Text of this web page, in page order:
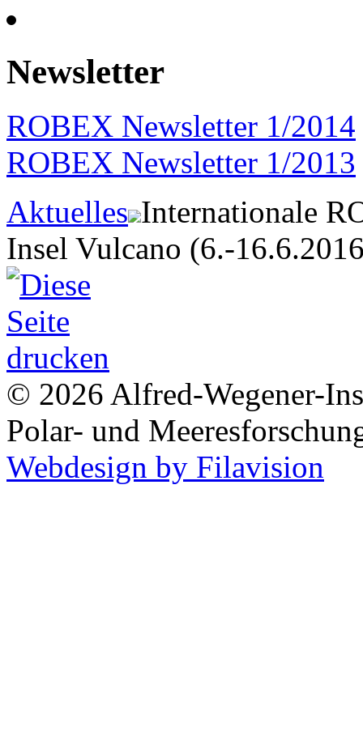
Newsletter
ROBEX Newsletter 1/2014
ROBEX Newsletter 1/2013
Aktuelles Internationale
Insel Vulcano (6.-
© 2026 Alfred-Wegener-
Polar- und
Webdesign by Filavision